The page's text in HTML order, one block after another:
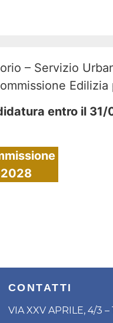
– Servizio
entro il
2028
CONTATTI
VIA XXV APRILE, 4/3 –